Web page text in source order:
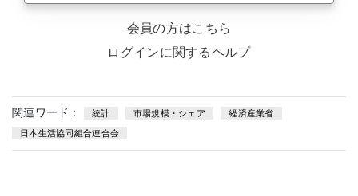
会員の方はこちら
ログインに関するヘルプ
関連ワード： 統計 市場規模・シェア 経済産業省
日本生活協同組合連合会